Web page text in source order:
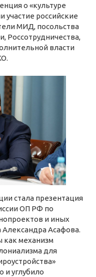
о «культуре
участие российские
МИД, посольства
Россотрудничества,
власти
стала презентация
ОП РФ по
и иных
Асафова.
как механизм
для
и углубило